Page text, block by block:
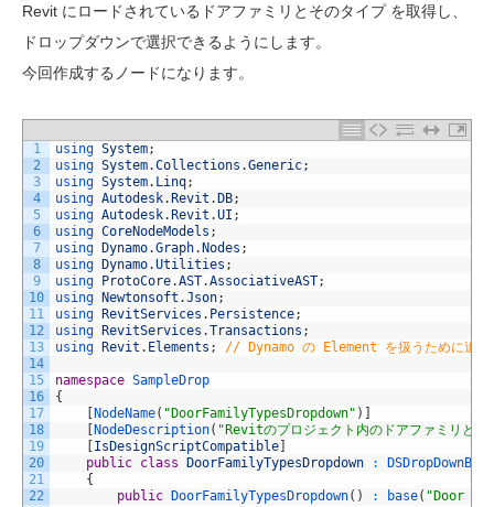
Revit にロードされているドアファミリとそのタイプ を取得し、
ドロップダウンで選択できるようにします。
今回作成するノードになります。
1
2
3
4
5
6
7
8
9
10
11
12
13
14
15
16
17
18
19
20
21
22
using System;
using System.Collections .Generic;
using System. Linq;
using Autodesk. Revit . DB;
using Autodesk. Revit .UI ;
using CoreNodeModels ;
using
Dynamo.Graph. Nodes ;
using
Dynamo.Utilities ;
using
ProtoCore.AST.AssociativeAST;
using
Newtonsoft .Json;
using
RevitServices . Persistence;
using
RevitServices .Transactions ;
using
Revit . Elements ; // Dynamo の Element を扱うために追加
namespace SampleDrop
{
NodeName( "DoorFamilyTypesDropdown" )
NodeDescription( "Revitのプロジェクト内のドアファミリとそ
IsDesignScriptCompatible
public class DoorFamilyTypesDropdown :
DSDropDownBase
{
public
DoorFamilyTypesDropdown( ) : base( "Door